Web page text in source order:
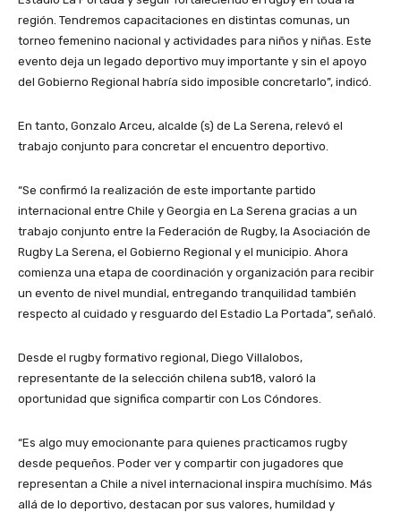
región. Tendremos capacitaciones en distintas comunas, un
torneo femenino nacional y actividades para niños y niñas. Este
evento deja un legado deportivo muy importante y sin el apoyo
del Gobierno Regional habría sido imposible concretarlo”, indicó.
En tanto, Gonzalo Arceu, alcalde (s) de La Serena, relevó el
trabajo conjunto para concretar el encuentro deportivo.
“Se confirmó la realización de este importante partido
internacional entre Chile y Georgia en La Serena gracias a un
trabajo conjunto entre la Federación de Rugby, la Asociación de
Rugby La Serena, el Gobierno Regional y el municipio. Ahora
comienza una etapa de coordinación y organización para recibir
un evento de nivel mundial, entregando tranquilidad también
respecto al cuidado y resguardo del Estadio La Portada”, señaló.
Desde el rugby formativo regional, Diego Villalobos,
representante de la selección chilena sub18, valoró la
oportunidad que significa compartir con Los Cóndores.
“Es algo muy emocionante para quienes practicamos rugby
desde pequeños. Poder ver y compartir con jugadores que
representan a Chile a nivel internacional inspira muchísimo. Más
allá de lo deportivo, destacan por sus valores, humildad y